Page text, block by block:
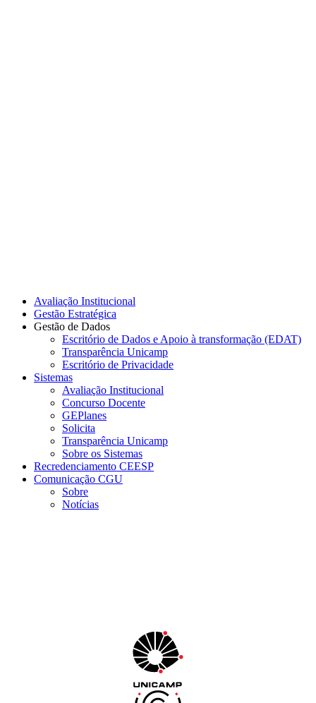
Avaliação Institucional
Gestão Estratégica
Gestão de Dados
Escritório de Dados e Apoio à transformação (EDAT)
Transparência Unicamp
Escritório de Privacidade
Sistemas
Avaliação Institucional
Concurso Docente
GEPlanes
Solicita
Transparência Unicamp
Sobre os Sistemas
Recredenciamento CEESP
Comunicação CGU
Sobre
Notícias